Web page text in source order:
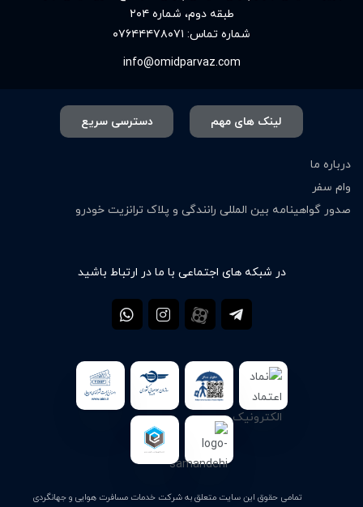
طبقه دوم، شماره ۲۰۴
شماره تماس: ۰۷۶۴۴۴۷۸۰۷۱
info@omidparvaz.com
لینک های مهم دسترسی سریع
درباره ما
وام سفر
صدور گواهینامه بین المللی رانندگی و پلاک ترانزیت خودرو
در شبکه های اجتماعی با ما در ارتباط باشید
تمامی حقوق این سایت متعلق به شرکت خدمات مسافرت هوایی و جهانگردی